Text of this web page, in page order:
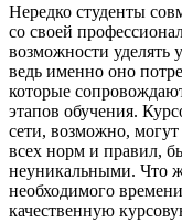
Нередко студенты
со своей
возможности уделять
ведь именно оно
которые
этапов обучения.
сети, возможно,
всех норм и правил,
неуникальными. Что
необходимого
качественную